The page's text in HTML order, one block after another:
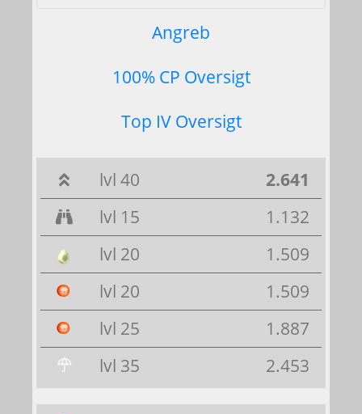
Angreb
100% CP Oversigt
Top IV Oversigt
2.641
lvl 40
1.132
lvl 15
1.509
lvl 20
1.509
lvl 20
1.887
lvl 25
2.453
lvl 35